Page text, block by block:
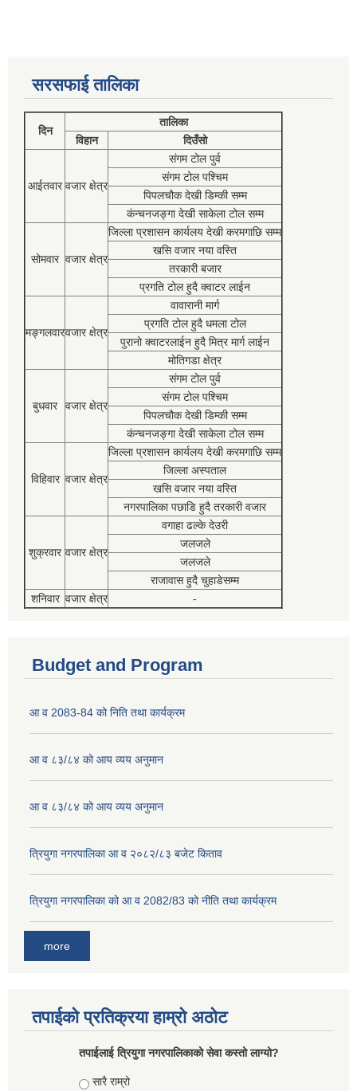
सरसफाई तालिका
दिन
तालिका
विहान
दिउँसो
आईतवार वजार क्षेत्र
संगम टोल पुर्व
संगम टोल पश्चिम
पिपलचौक देखी डिम्की सम्म
कंन्चनजङ्गा देखी साकेला टोल सम्म
सोमवार वजार क्षेत्र
जिल्ला प्रशासन कार्यलय देखी करमगाछि सम्म
खसि वजार नया वस्ति
तरकारी बजार
प्रगति टोल हुदै क्वाटर लाईन
मङ्गलवारवजार क्षेत्र
वावारानी मार्ग
प्रगति टोल हुदै धमला टोल
पुरानो क्वाटरलाईन हुदै मित्र मार्ग लाईन
मोतिगडा क्षेत्र
बुधवार वजार क्षेत्र
संगम टोल पुर्व
संगम टोल पश्चिम
पिपलचौक देखी डिम्की सम्म
कंन्चनजङ्गा देखी साकेला टोल सम्म
विहिवार वजार क्षेत्र
जिल्ला प्रशासन कार्यलय देखी करमगाछि सम्म
जिल्ला अस्पताल
खसि वजार नया वस्ति
नगरपालिका पछाडि हुदै तरकारी वजार
शुक्रवार वजार क्षेत्र
वगाहा ढल्के देउरी
जलजले
जलजले
राजावास हुदै चुहाडेसम्म
शनिवार वजार क्षेत्र -
Budget and Program
आ व 2083-84 को निति तथा कार्यक्रम
आ व ८३/८४ को आय व्यय अनुमान
आ व ८३/८४ को आय व्यय अनुमान
त्रियुगा नगरपालिका आ व २०८२/८३ बजेट किताव
त्रियुगा नगरपालिका को आ व 2082/83 को नीति तथा कार्यक्रम
more
तपाईको प्रतिक्रया हाम्रो अठोट
तपाईलाई त्रियुगा नगरपालिकाको सेवा कस्तो लाग्यो?
Choices
सारै राम्रो